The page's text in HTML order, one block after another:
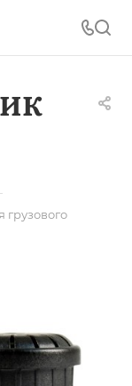
грузового